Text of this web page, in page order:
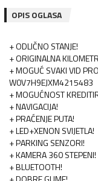
OPIS OGLASA
+ ODLIČNO STANJE!
+ ORIGINALNA
+ MOGUĆ SVAKI VID
W0V7H9EJXM4215483
+ MOGUĆNOST
+ NAVIGACIJA!
+ PRAĆENJE PUTA!
+ LED+XENON SVIJETLA!
+ PARKING SENZORI!
+ KAMERA 360 STEPENI!
+ BLUETOOTH!